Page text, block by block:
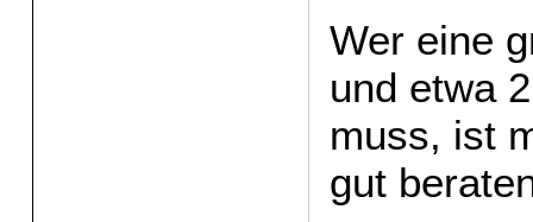
Wer eine
und etwa
muss, ist
gut